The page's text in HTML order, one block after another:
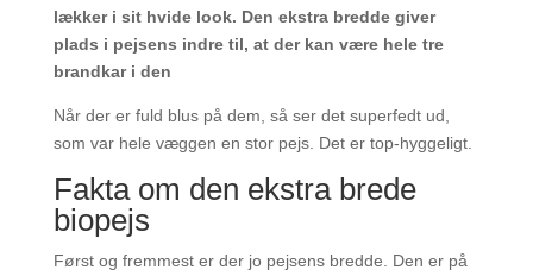
lækker i sit hvide look. Den ekstra bredde giver
plads i pejsens indre til, at der kan være hele tre
brandkar i den
Når der er fuld blus på dem, så ser det superfedt ud,
som var hele væggen en stor pejs. Det er top-hyggeligt.
Fakta om den ekstra brede
biopejs
Først og fremmest er der jo pejsens bredde. Den er på